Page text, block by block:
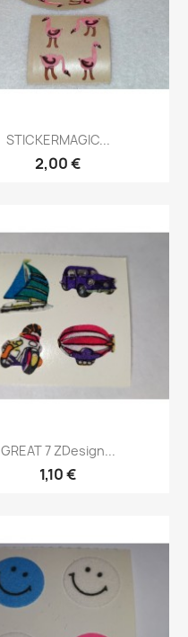
STICKERMAGIC...
2,00 €
GREAT 7 ZDesign...
1,10 €